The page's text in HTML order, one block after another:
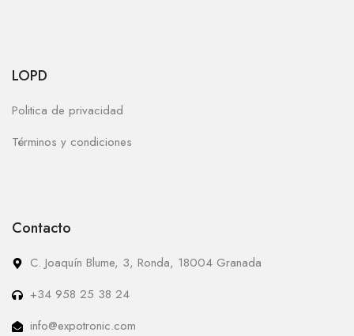
LOPD
Politica de privacidad
Términos y condiciones
Contacto
C. Joaquín Blume, 3, Ronda, 18004 Granada
+34 958 25 38 24
info@expotronic.com